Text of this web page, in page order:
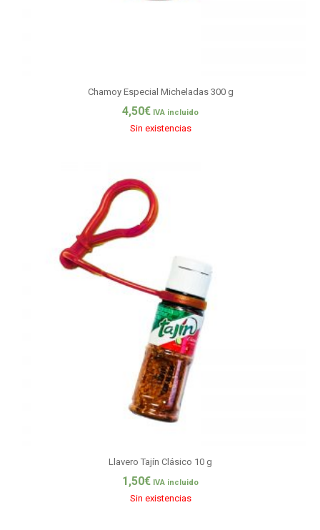
Chamoy Especial Micheladas 300 g
4,50€ IVA incluido
Sin existencias
Llavero Tajín Clásico 10 g
1,50€ IVA incluido
Sin existencias